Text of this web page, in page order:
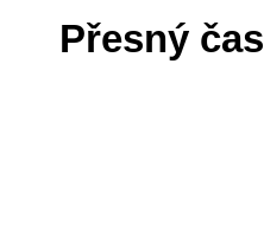
Přesný čas